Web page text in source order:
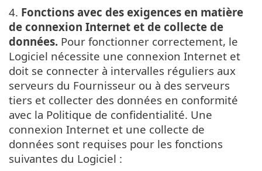
4. Fonctions avec des exigences en matière
de connexion Internet et de collecte de
données. Pour fonctionner correctement, le
Logiciel nécessite une connexion Internet et
doit se connecter à intervalles réguliers aux
serveurs du Fournisseur ou à des serveurs
tiers et collecter des données en conformité
avec la Politique de confidentialité. Une
connexion Internet et une collecte de
données sont requises pour les fonctions
suivantes du Logiciel :